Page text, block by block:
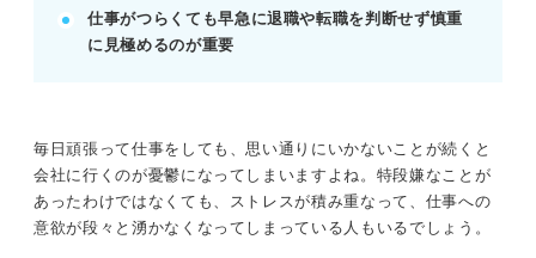
POINT：転職活動は視野を広げる目的で始め、内定
後に退職を検討する。
仕事がつらいのは甘えではない！ 冷静に状況
と向き合おう
まずは知ってほしい！ 仕事がつらい人が心に
留めておくべき2つのこと
仕事がつらくても早急に退職や転職を判断せず慎重
に見極めるのが重要
毎日頑張って仕事をしても、思い通りにいかないことが続くと
会社に行くのが憂鬱になってしまいますよね。特段嫌なことが
あったわけではなくても、ストレスが積み重なって、仕事への
意欲が段々と湧かなくなってしまっている人もいるでしょう。